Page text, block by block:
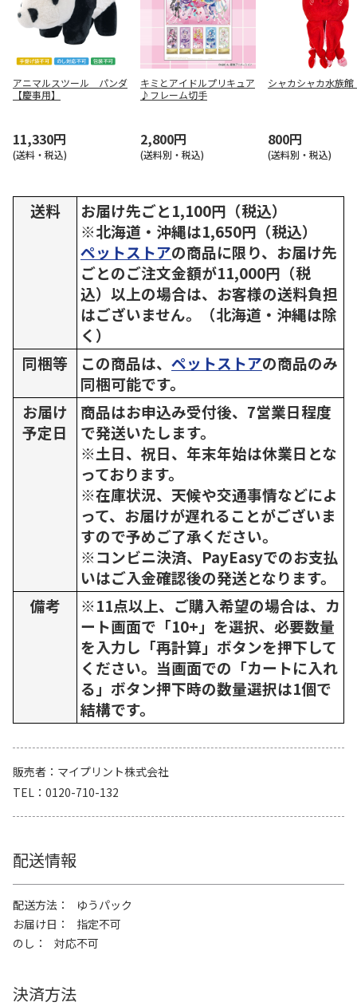
アニマルスツール パンダ
【慶事用】
11,330円
(送料・税込)
キミとアイドルプリキュア
♪フレーム切手
2,800円
(送料別・税込)
シャカシャカ水族館
800円
(送料別・税込)
送料
お届け先ごと1,100円（税込）
※北海道・沖縄は1,650円（税込）
ペットストアの商品に限り、お届け先
ごとのご注文金額が11,000円（税
込）以上の場合は、お客様の送料負担
はございません。（北海道・沖縄は除
く）
同梱等
この商品は、 ペットストアの商品のみ
同梱可能です。
お届け
予定日
商品はお申込み受付後、7営業日程度
で発送いたします。
※土日、祝日、年末年始は休業日とな
っております。
※在庫状況、天候や交通事情などによ
って、お届けが遅れることがございま
すので予めご了承ください。
※コンビニ決済、PayEasyでのお支払
いはご入金確認後の発送となります。
備考
※11点以上、ご購入希望の場合は、カ
ート画面で「10+」を選択、必要数量
を入力し「再計算」ボタンを押下して
ください。当画面での「カートに入れ
る」ボタン押下時の数量選択は1個で
結構です。
販売者
マイプリント株式会社
TEL
0120-710-132
配送情報
配送方法
ゆうパック
お届け日
指定不可
のし
対応不可
決済方法